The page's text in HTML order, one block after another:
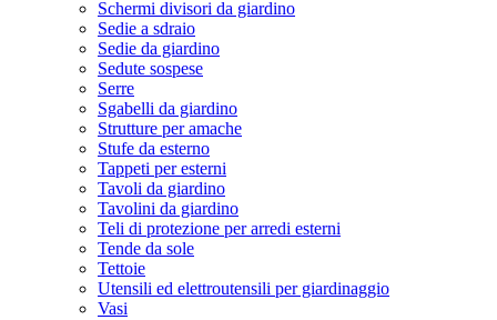
Schermi divisori da giardino
Sedie a sdraio
Sedie da giardino
Sedute sospese
Serre
Sgabelli da giardino
Strutture per amache
Stufe da esterno
Tappeti per esterni
Tavoli da giardino
Tavolini da giardino
Teli di protezione per arredi esterni
Tende da sole
Tettoie
Utensili ed elettroutensili per giardinaggio
Vasi